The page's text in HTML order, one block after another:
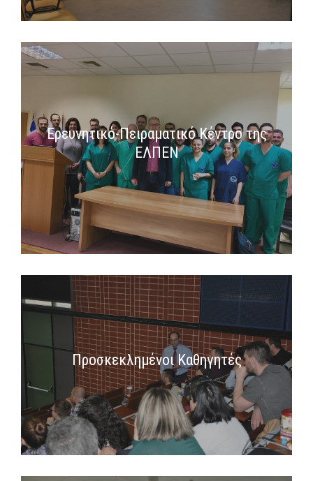
Ερευνητικό-Πειραματικό Κέντρο της
ΕΛΠΕΝ
Προσκεκλημένοι Καθηγητές